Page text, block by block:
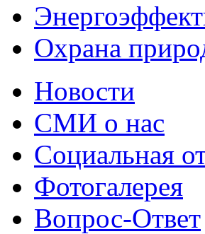
Охрана
Новости
СМИ о нас
Социальная
Фотогалерея
Вопрос-Ответ